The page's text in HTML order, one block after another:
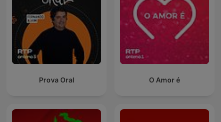
Prova Oral O Amor é